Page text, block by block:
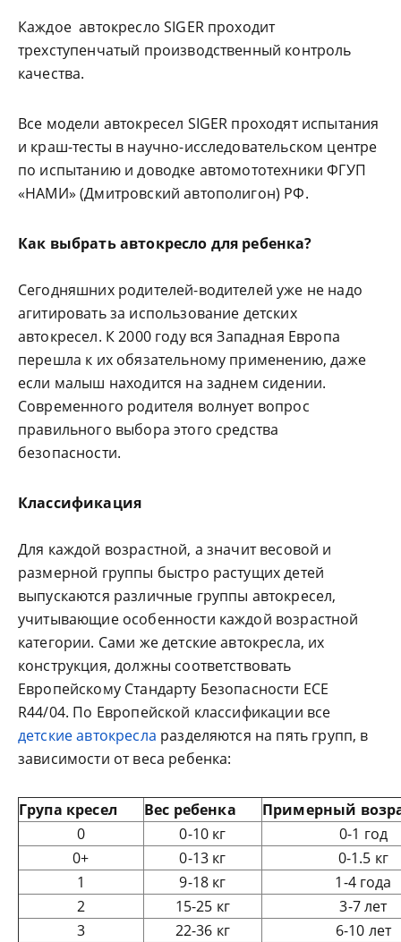
Каждое автокресло SIGER проходит
трехступенчатый производственный контроль
качества.
Все модели автокресел SIGER проходят испытания
и краш-тесты в научно-исследовательском центре
по испытанию и доводке автомототехники ФГУП
«НАМИ» (Дмитровский автополигон) РФ.
Как выбрать автокресло для ребенка?
Сегодняшних родителей-водителей уже не надо
агитировать за использование детских
автокресел. К 2000 году вся Западная Европа
перешла к их обязательному применению, даже
если малыш находится на заднем сидении.
Современного родителя волнует вопрос
правильного выбора этого средства
безопасности.
Классификация
Для каждой возрастной, а значит весовой и
размерной группы быстро растущих детей
выпускаются различные группы автокресел,
учитывающие особенности каждой возрастной
категории. Сами же детские автокресла, их
конструкция, должны соответствовать
Европейскому Стандарту Безопасности ЕСЕ
R44/04. По Европейской классификации все
детские автокресла разделяются на пять групп, в
зависимости от веса ребенка:
Група кресел Вес ребенка
Примерный
0
0-10 кг
0-1 год
0+
0-13 кг
0-1.5 кг
1
9-18 кг
1-4 года
2
15-25 кг
3-7 лет
3
22-36 кг 6-10 лет